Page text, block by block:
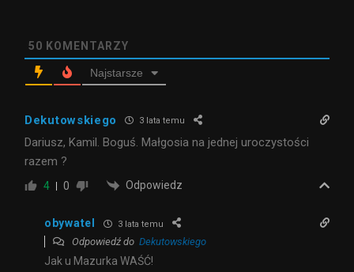
50 KOMENTARZY
Najstarsze
Dekutowskiego 3 lata temu
Dariusz, Kamil. Boguś. Małgosia na jednej uroczystości
razem ?
4 0 Odpowiedz
obywatel 3 lata temu
Odpowiedź do Dekutowskiego
Jak u Mazurka WAŚĆ!